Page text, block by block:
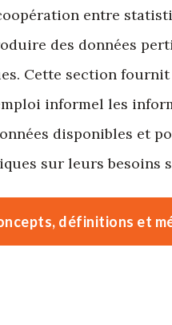
entre
des données
Cette section
informel les
disponibles et
sur leurs besoins
définitions et